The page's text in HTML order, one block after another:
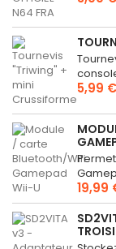
5,99 €
19,99